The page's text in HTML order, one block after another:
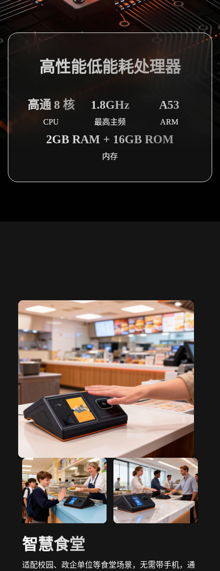
高性能低能耗处理器
高通 8 核
CPU
1.8GHz
最高主频
A53
ARM
2GB RAM + 16GB ROM
内存
智慧食堂
适配校园、政企单位等食堂场景，无需带手机，通